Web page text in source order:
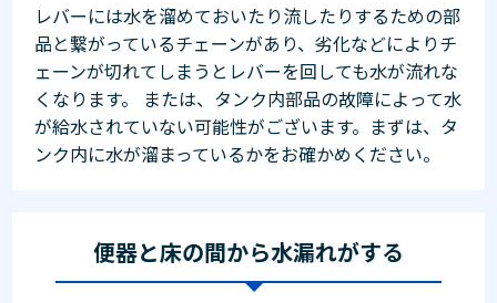
レバーには水を溜めておいたり流したりするための部
品と繋がっているチェーンがあり、劣化などによりチ
ェーンが切れてしまうとレバーを回しても水が流れな
くなります。 または、タンク内部品の故障によって水
が給水されていない可能性がございます。まずは、タ
ンク内に水が溜まっているかをお確かめください。
便器と床の間から水漏れがする